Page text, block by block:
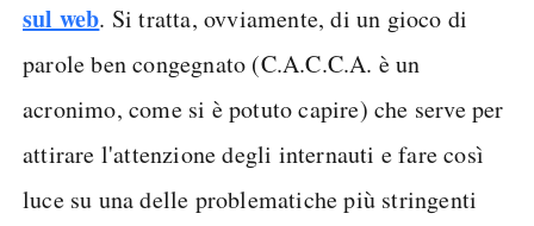
sul web. Si tratta, ovviamente, di un gioco di
parole ben congegnato (C.A.C.C.A. è un
acronimo, come si è potuto capire) che serve per
attirare l'attenzione degli internauti e fare così
luce su una delle problematiche più stringenti